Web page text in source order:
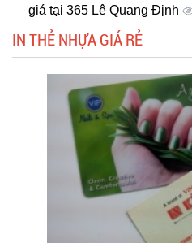
giá tại 365 Lê Quang Định
IN THẺ NHỰA GIÁ RẺ